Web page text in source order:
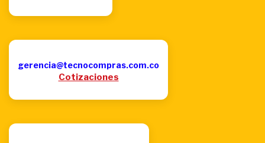
gerencia@tecnocompras.com.co
Cotizaciones